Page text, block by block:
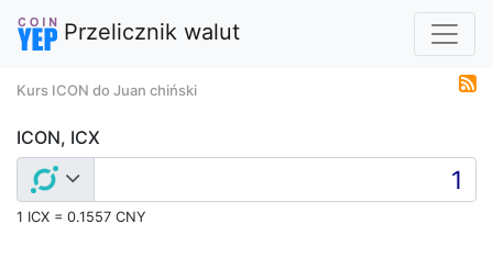
Przelicznik walut
Kurs ICON do Juan chiński
ICON, ICX
1 ICX = 0.1557 CNY